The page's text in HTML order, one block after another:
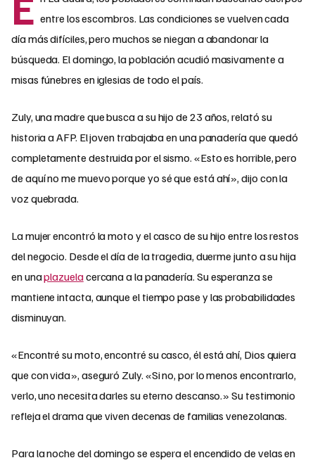
entre los escombros. Las condiciones se vuelven cada
día más difíciles, pero muchos se niegan a abandonar la
búsqueda. El domingo, la población acudió masivamente a
misas fúnebres en iglesias de todo el país.
Zuly, una madre que busca a su hijo de 23 años, relató su
historia a AFP. El joven trabajaba en una panadería que quedó
completamente destruida por el sismo. «Esto es horrible, pero
de aquí no me muevo porque yo sé que está ahí», dijo con la
voz quebrada.
La mujer encontró la moto y el casco de su hijo entre los restos
del negocio. Desde el día de la tragedia, duerme junto a su hija
en unaplazuelacercana a la panadería. Su esperanza se
mantiene intacta, aunque el tiempo pase y las probabilidades
disminuyan.
«Encontré su moto, encontré su casco, él está ahí, Dios quiera
que con vida», aseguró Zuly. «Si no, por lo menos encontrarlo,
verlo, uno necesita darles su eterno descanso.» Su testimonio
refleja el drama que viven decenas de familias venezolanas.
Para la noche del domingo se espera el encendido de velas en